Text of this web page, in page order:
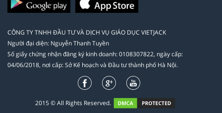
CÔNG TY TNHH ĐẦU TƯ VÀ DỊCH VỤ GIÁO DỤC VIETJACK
Người đại diện: Nguyễn Thanh Tuyền
Số giấy chứng nhận đăng ký kinh doanh: 0108307822, ngày cấp:
04/06/2018, nơi cấp: Sở Kế hoạch và Đầu tư thành phố Hà Nội.
2015 © All Rights Reserved.